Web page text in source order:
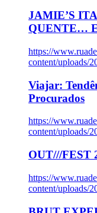
JAMIE’S
QUENTE…
https://
content/uploads/
Viajar:
Procurados
https://
content/uploads/
OUT///FEST
https://
content/uploads/